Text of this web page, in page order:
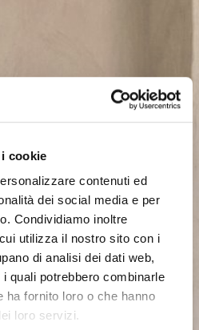
cookie
contenuti ed
dei social media e per
Condividiamo inoltre
utilizza il nostro sito con i
di analisi dei dati web,
quali potrebbero combinarle
ha fornito loro o che hanno
loro servizi.